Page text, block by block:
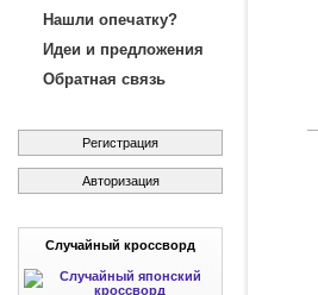
Нашли опечатку?
Идеи и предложения
Обратная связь
Регистрация
Авторизация
Случайный кроссворд